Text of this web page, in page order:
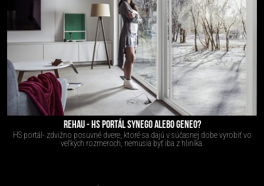
REHAU - HS PORTÁL SYNEGO ALEBO GENEO?
HS portál- zdvižno posuvné dvere, ktoré sa dajú v súčasnej dobe vyrobiť vo
veľkých rozmeroch, nemusia byť iba z hliníka.